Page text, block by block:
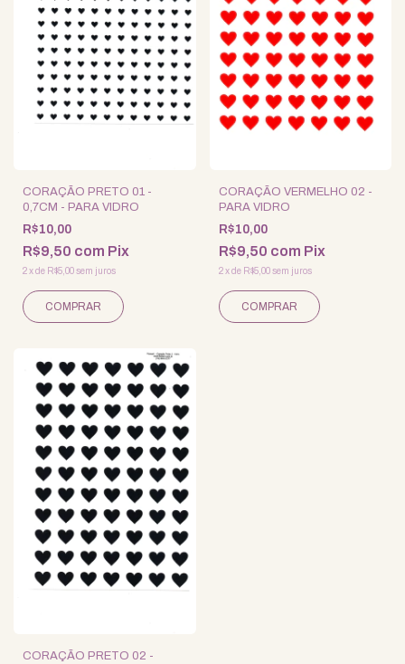
CORAÇÃO PRETO 01 -
0,7CM - PARA VIDRO
R$10,00
R$9,50 com Pix
2xde R$5,00sem juros
CORAÇÃO VERMELHO 02 -
PARA VIDRO
R$10,00
R$9,50 com Pix
2 xde R$5,00 sem juros
CORAÇÃO PRETO 02 -